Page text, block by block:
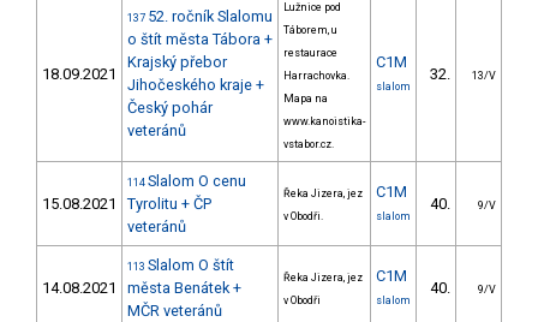
18.09.2021
137 52. ročník Slalomu
o štít města Tábora +
Krajský přebor
Jihočeského kraje +
Český pohár
veteránů
Lužnice pod
Táborem, u
restaurace
Harrachovka.
Mapa na
www.kanoistika-
vstabor.cz.
C1M
slalom
32. 13/V
15.08.2021
114 Slalom O cenu
Tyrolitu + ČP
veteránů
Řeka Jizera, jez
v Obodři.
C1M
slalom
40. 9/V
14.08.2021
113 Slalom O štít
města Benátek +
MČR veteránů
Řeka Jizera, jez
v Obodři
C1M
slalom
40. 9/V